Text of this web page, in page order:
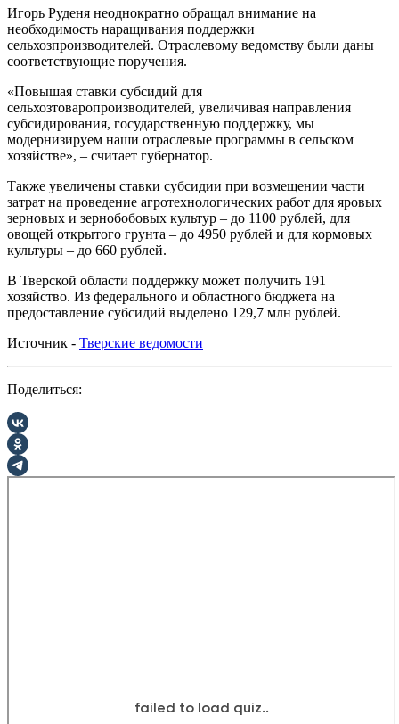
Игорь Руденя неоднократно обращал внимание на
необходимость наращивания поддержки
сельхозпроизводителей. Отраслевому ведомству были даны
соответствующие поручения.
«Повышая ставки субсидий для
сельхозтоваропроизводителей, увеличивая направления
субсидирования, государственную поддержку, мы
модернизируем наши отраслевые программы в сельском
хозяйстве», – считает губернатор.
Также увеличены ставки субсидии при возмещении части
затрат на проведение агротехнологических работ для яровых
зерновых и зернобобовых культур – до 1100 рублей, для
овощей открытого грунта – до 4950 рублей и для кормовых
культуры – до 660 рублей.
В Тверской области поддержку может получить 191
хозяйство. Из федерального и областного бюджета на
предоставление субсидий выделено 129,7 млн рублей.
Источник - Тверские ведомости
Поделиться: